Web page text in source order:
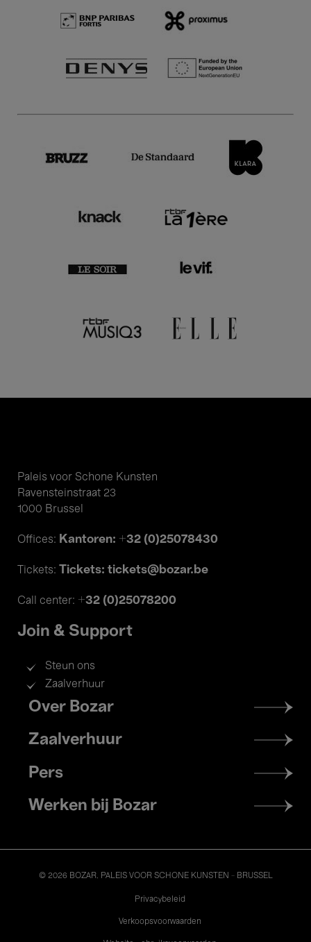
Paleis voor Schone Kunsten
Ravensteinstraat 23
1000 Brussel
Offices: Kantoren: +32 (0)25078430
Tickets: Tickets: tickets@bozar.be
Call center: +32 (0)25078200
Join & Support
Steun ons
Zaalverhuur
Footer
menu
Over Bozar
Zaalverhuur
Pers
Werken bij Bozar
© 2026 BOZAR. PALEIS VOOR SCHONE KUNSTEN - BRUSSEL
Privacybeleid
Verkoopsvoorwaarden